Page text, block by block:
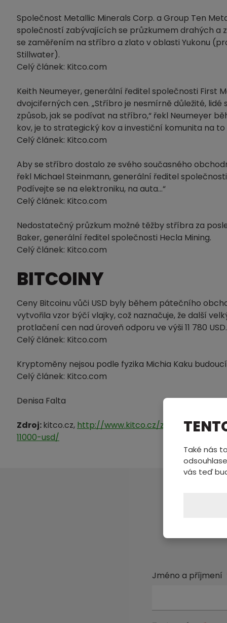
Společnost Metallic Minerals Corp. a Group Ten
společností zabývajících se průzkumem drahých a
se zaměřením na stříbro a zlato v oblasti Yukonu
Stillwater).
Celý článek: Kitco.com
Keith Neumeyer, generální ředitel společnosti First
dvojciferných cen. „Stříbro je nesmírně důležité,
způsob, jak se podívat na stříbro,“ řekl Neumeyer
kov, je to strategický kov a investiční komunita na to
Celý článek: Kitco.com
Aby se stříbro dostalo ze svého současného
řekl Michael Steinmann, generální ředitel
Podívejte se na elektroniku, na auta…“
Celý článek: Kitco.com
Nedostatečný průzkum možné těžby stříbra za
Baker, generální ředitel společnosti Hecla Mining.
Celý článek: Kitco.com
BITCOINY
Ceny Bitcoinu vůči USD byly během pátečního
vytvořila vzor býčí vlajky, což naznačuje, že další
protlačení cen nad úroveň odporu ve výši 11 780 USD.
Celý článek: Kitco.com
Kryptoměny nejsou podle fyzika Michia Kaku
Celý článek: Kitco.com
Denisa Falta
Zdroj:kitco.cz, http://www.kitco.cz/zlato-po-
11000-usd/
Jméno a příjmení
Také nás
vás teď